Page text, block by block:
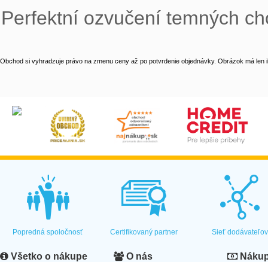
Perfektní ozvučení temných
Obchod si vyhradzuje právo na zmenu ceny až po potvrdenie objednávky. Obrázok má len
Popredná spoločnosť Certifikovaný partner Sieť dodávateľov
Všetko o nákupe O nás